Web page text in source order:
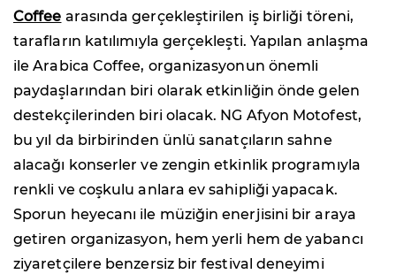
Coffee arasında gerçekleştirilen iş birliği töreni,
tarafların katılımıyla gerçekleşti. Yapılan anlaşma
ile Arabica Coffee, organizasyonun önemli
paydaşlarından biri olarak etkinliğin önde gelen
destekçilerinden biri olacak. NG Afyon Motofest,
bu yıl da birbirinden ünlü sanatçıların sahne
alacağı konserler ve zengin etkinlik programıyla
renkli ve coşkulu anlara ev sahipliği yapacak.
Sporun heyecanı ile müziğin enerjisini bir araya
getiren organizasyon, hem yerli hem de yabancı
ziyaretçilere benzersiz bir festival deneyimi